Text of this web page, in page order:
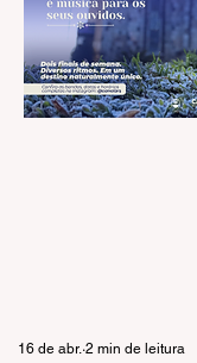
16 de abr. 2 min de leitura